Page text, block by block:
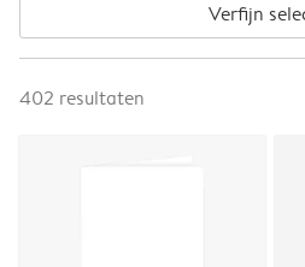
Verfijn
402 resultaten